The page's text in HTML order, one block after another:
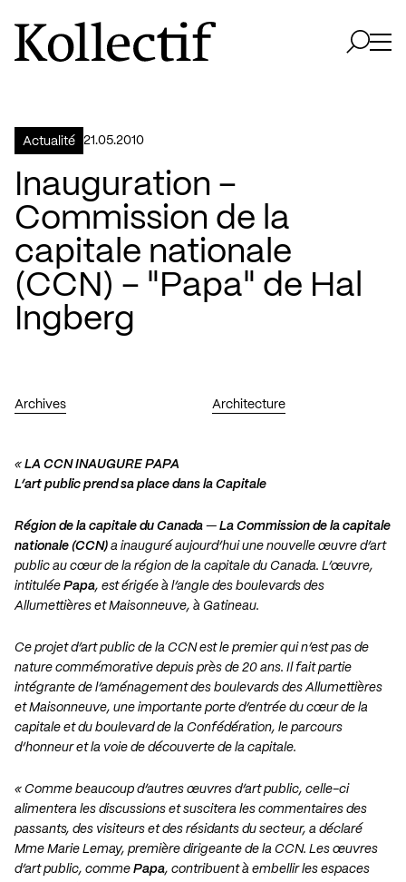
Aller à la page d'accueil
Logo Kollectif
Actualité 21.05.2010
Inauguration –
Commission de la
capitale nationale
(CCN) – "Papa" de Hal
Ingberg
Archives Architecture
« LA CCN INAUGURE PAPA
L’art public prend sa place dans la Capitale
Région de la capitale du Canada — La Commission de la capitale
nationale (CCN) a inauguré aujourd’hui une nouvelle œuvre d’art
public au cœur de la région de la capitale du Canada. L’œuvre,
intitulée Papa, est érigée à l’angle des boulevards des
Allumettières et Maisonneuve, à Gatineau.
Ce projet d’art public de la CCN est le premier qui n’est pas de
nature commémorative depuis près de 20 ans. Il fait partie
intégrante de l’aménagement des boulevards des Allumettières
et Maisonneuve, une importante porte d’entrée du cœur de la
capitale et du boulevard de la Confédération, le parcours
d’honneur et la voie de découverte de la capitale.
« Comme beaucoup d’autres œuvres d’art public, celle-ci
alimentera les discussions et suscitera les commentaires des
passants, des visiteurs et des résidants du secteur, a déclaré
Mme Marie Lemay, première dirigeante de la CCN. Les œuvres
d’art public, comme Papa, contribuent à embellir les espaces